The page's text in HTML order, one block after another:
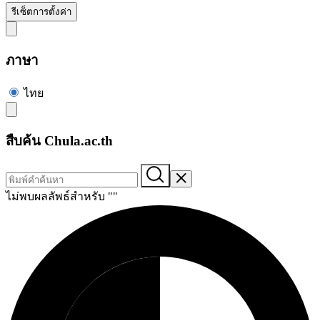
รีเซ็ตการตั้งค่า
ภาษา
ไทย
สืบค้น Chula.ac.th
ไม่พบผลลัพธ์สำหรับ ""